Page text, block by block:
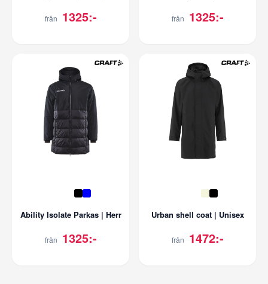
från 1325:- från 1325:-
Ability Isolate Parkas | Herr
från 1325:-
Urban shell coat | Unisex
från 1472:-